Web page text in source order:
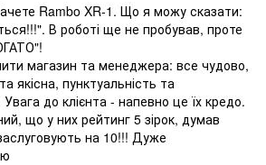
Rambo XR-1. Що я можу сказати:
В роботі ще не пробував, проте
магазин та менеджера: все чудово,
якісна, пунктуальність та
до клієнта - напевно це їх кредо.
що у них рейтинг 5 зірок, думав
на 10!!! Дуже